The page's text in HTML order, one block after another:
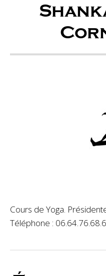
Cours de Yoga.
Téléphone :